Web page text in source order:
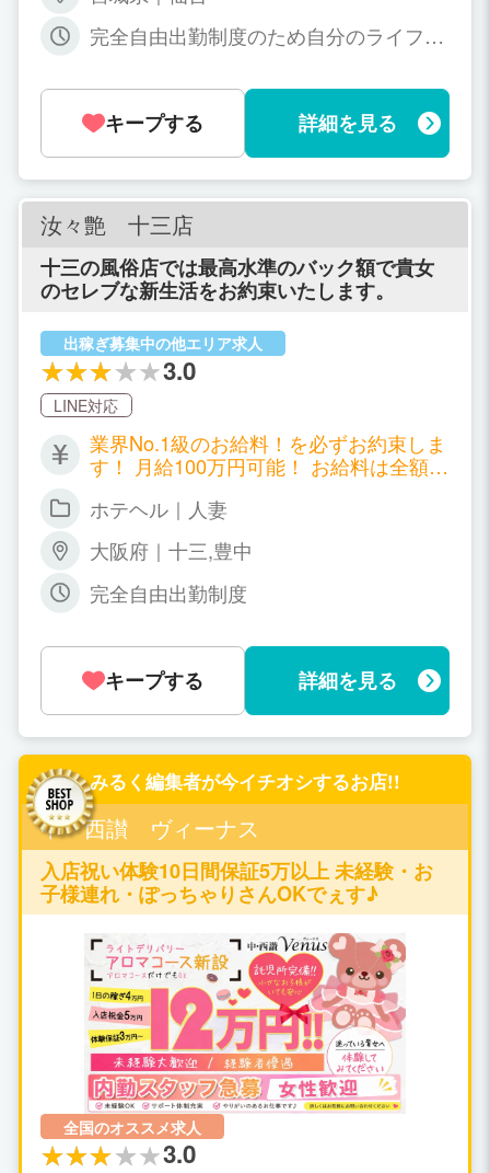
完全自由出勤制度のため自分のライフス
キープする 詳細を見る
汝々艶 十三店
十三の風俗店では最高水準のバック額で貴女
のセレブな新生活をお約束いたします。
出稼ぎ募集中の他エリア求人
3.0
LINE対応
業界No.1級のお給料！を必ずお約束しま
す！ 月給100万円可能！ お給料は全額を
ホテヘル｜人妻
大阪府｜十三,豊中
完全自由出勤制度
キープする 詳細を見る
みるく編集者が今イチオシするお店!!
中・西讃 ヴィーナス
入店祝い体験10日間保証5万以上 未経験・お
子様連れ・ぽっちゃりさんOKでぇす♪
全国のオススメ求人
3.0